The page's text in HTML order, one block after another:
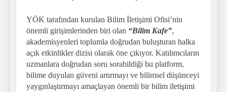
YÖK tarafından kurulan Bilim İletişimi Ofisi’nin
önemli girişimlerinden biri olan “Bilim Kafe”,
akademisyenleri toplumla doğrudan buluşturan halka
açık etkinlikler dizisi olarak öne çıkıyor. Katılımcıların
uzmanlara doğrudan soru sorabildiği bu platform,
bilime duyulan güveni artırmayı ve bilimsel düşünceyi
yaygınlaştırmayı amaçlayan önemli bir bilim iletişimi